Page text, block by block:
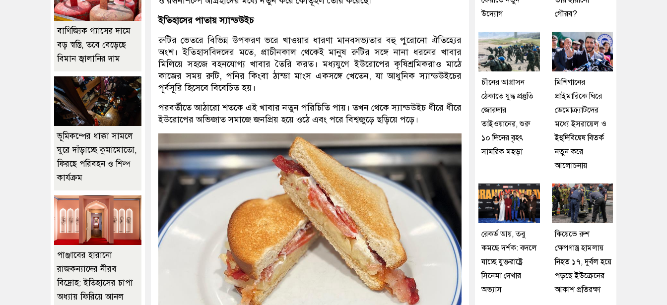
ইতিহাসের পাতায় স্যান্ডউইচ
রুটির ভেতরে বিভিন্ন উপকরণ ভরে খাওয়ার ধারণা মানবসভ্যতার বহু পুরোনো ঐতিহ্যের
অংশ। ইতিহাসবিদদের মতে, প্রাচীনকাল থেকেই মানুষ রুটির সঙ্গে নানা ধরনের খাবার
মিলিয়ে সহজে বহনযোগ্য খাবার তৈরি করত। মধ্যযুগে ইউরোপের কৃষিশ্রমিকরাও মাঠে
কাজের সময় রুটি, পনির কিংবা ঠান্ডা মাংস একসঙ্গে খেতেন, যা আধুনিক স্যান্ডউইচের
পূর্বসূরি হিসেবে বিবেচিত হয়।
পরবর্তীতে আঠারো শতকে এই খাবার নতুন পরিচিতি পায়। তখন থেকে স্যান্ডউইচ ধীরে ধীরে
ইউরোপের অভিজাত সমাজে জনপ্রিয় হয়ে ওঠে এবং পরে বিশ্বজুড়ে ছড়িয়ে পড়ে।
বাণিজ্যিক গ্যাসের দামে
বড় স্বস্তি, তবে বেড়েছে
বিমান জ্বালানির দাম
ভূমিকম্পের ধাক্কা সামলে
ঘুরে দাঁড়াচ্ছে কুমামোতো,
ফিরছে পরিবহন ও শিল্প
কার্যক্রম
পাঞ্জাবের হারানো
রাজকন্যাদের নীরব
বিদ্রোহ: ইতিহাসের চাপা
অধ্যায় ফিরিয়ে আনল
উদ্যোগ
গৌরব?
চীনের আগ্রাসন
ঠেকাতে যুদ্ধ প্রস্তুতি
জোরদার
তাইওয়ানের, শুরু
১০ দিনের বৃহৎ
সামরিক মহড়া
মিশিগানের
প্রাইমারিকে ঘিরে
ডেমোক্র্যাটদের
মধ্যে ইসরায়েল ও
ইহুদিবিদ্বেষ বিতর্ক
নতুন করে
আলোচনায়
রেকর্ড আয়, তবু
কমছে দর্শক: বদলে
যাচ্ছে যুক্তরাষ্ট্রে
সিনেমা দেখার
অভ্যাস
কিয়েভে রুশ
ক্ষেপণাস্ত্র হামলায়
নিহত ১৭, দুর্বল হয়ে
পড়ছে ইউক্রেনের
আকাশ প্রতিরক্ষা